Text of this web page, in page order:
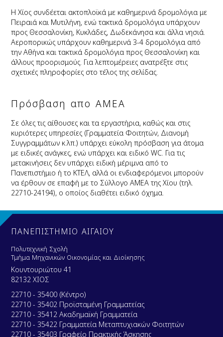
Η Χίος συνδέεται ακτοπλοϊκά με καθημερινά δρομολόγια με
Πειραιά και Μυτιλήνη, ενώ τακτικά δρομολόγια υπάρχουν
προς Θεσσαλονίκη, Κυκλάδες, Δωδεκάνησα και άλλα νησιά.
Αεροπορικώς υπάρχουν καθημερινά 3-4 δρομολόγια από
την Αθήνα και τακτικά δρομολόγια προς Θεσσαλονίκη και
άλλους προορισμούς. Για λεπτομέρειες ανατρέξτε στις
σχετικές πληροφορίες στο τέλος της σελίδας.
Πρόσβαση απο ΑΜΕΑ
Σε όλες τις αίθουσες και τα εργαστήρια, καθώς και στις
κυριότερες υπηρεσίες (Γραμματεία Φοιτητών, Διανομή
Συγγραμμάτων κ.λπ.) υπάρχει εύκολη πρόσβαση για άτομα
με ειδικές ανάγκες, ενώ υπάρχει και ειδικό WC. Για τις
μετακινήσεις δεν υπάρχει ειδική μέριμνα από το
Πανεπιστήμιο ή το ΚΤΕΛ, αλλά οι ενδιαφερόμενοι μπορούν
να έρθουν σε επαφή με το Σύλλογο ΑΜΕΑ της Χίου (τηλ.
22710-24194), ο οποίος διαθέτει ειδικό όχημα.
ΠΑΝΕΠΙΣΤΗΜΙΟ ΑΙΓΑΙΟΥ
Πολυτεχνική Σχολή
Τμήμα Μηχανικών Οικονομίας και Διοίκησης
Κουντουριώτου 41
82132 ΧΙΟΣ
22710 - 35400 (Κέντρο)
22710 - 35402 Προϊσταμένη Γραμματείας
22710 - 35412 Ακαδημαϊκή Γραμματεία
22710 - 35422 Γραμματεία Μεταπτυχιακών Φοιτητών
22710 - 35403 Γραφείο Πρακτικής Άσκησης